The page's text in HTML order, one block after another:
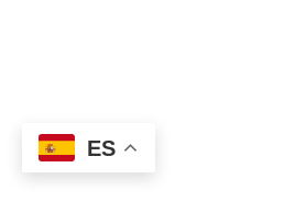
ES